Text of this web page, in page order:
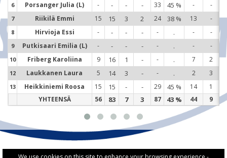
6 Porsanger Julia (L) - - - - 33 45 % - -
7 Riikilä Emmi 15 15 3 2 24 38 % 13 -
8 Hirvioja Essi - - - - - . - -
9 Putkisaari Emilia (L) - - - - - . - -
10 Friberg Karoliina 9 16 1 - - . 7 2
12 Laukkanen Laura 5 14 3 - - . 2 3
13 Heikkiniemi Roosa 15 15 - - 29 45 % 14
1
YHTEENSÄ
56 83 7 3 87 43 % 44 9
7
10